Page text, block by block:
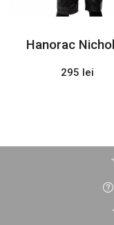
Hanorac
295 lei